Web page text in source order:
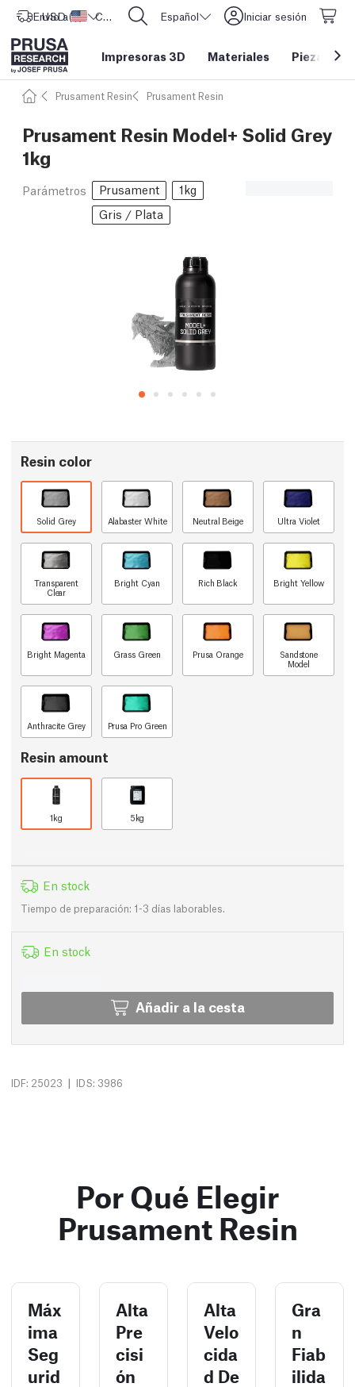
Envío a Estados Unidos
USD ($) CORE One L: ¡Ya disponible! Español Iniciar sesión
Impresoras 3D Materiales Piezas y
Prusament Resin Prusament Resin
Prusament Resin Model+ Solid Grey
1kg
Parámetros Prusament
1kg
Gris / Plata
Resin color
Solid Grey Alabaster White Neutral Beige Ultra Violet
Transparent
Clear
Bright Cyan Rich Black Bright Yellow
Bright Magenta Grass Green Prusa Orange
Sandstone
Model
Anthracite Grey Prusa Pro Green
Resin amount
1kg 5kg
En stock
Tiempo de preparación: 1-3 días laborables.
En stock
Añadir a la cesta
IDF: 25023 | IDS: 3986
Por Qué Elegir
Prusament Resin
Máx
ima
Seg
urid
Alta
Pre
cisi
ón
Alta
Velo
cida
d De
Gra
n
Fiab
ilida